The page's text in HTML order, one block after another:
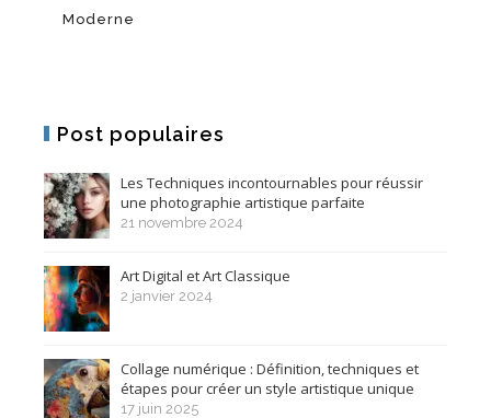
Moderne
Post populaires
Les Techniques incontournables pour réussir
une photographie artistique parfaite
21 novembre 2024
Art Digital et Art Classique
2 janvier 2024
Collage numérique : Définition, techniques et
étapes pour créer un style artistique unique
17 juin 2025